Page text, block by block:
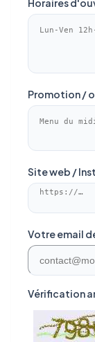
Horaires
Promotion /
Site web /
Votre email
Vérification